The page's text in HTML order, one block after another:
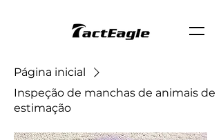
Página inicial
Inspeção de manchas de animais de
estimação